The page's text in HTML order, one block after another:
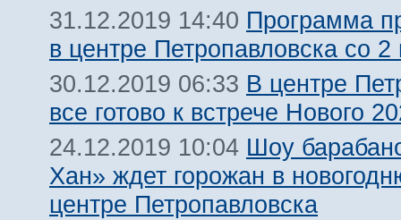
31.12.2019 14:40 Программа
в центре Петропавловска со
30.12.2019 06:33 В центре
все готово к встрече Нового
24.12.2019 10:04 Шоу
Хан» ждет горожан в
центре Петропавловска